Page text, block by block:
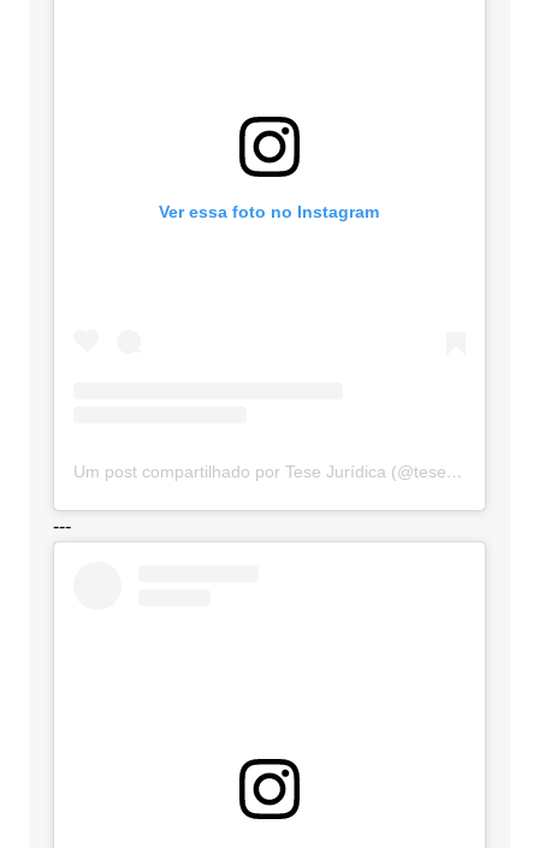
Ver essa foto no Instagram
Um post compartilhado por Tese Jurídica (@tesejuridica)
---